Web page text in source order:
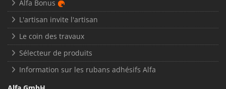
Alfa Bonus
L'artisan invite l'artisan
Le coin des travaux
Sélecteur de produits
Information sur les rubans adhésifs Alfa